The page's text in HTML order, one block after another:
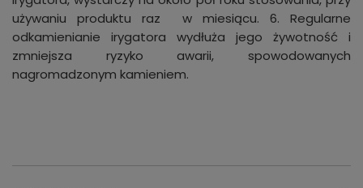
używaniu produktu raz w miesiącu. 6. Regularne
odkamienianie irygatora wydłuża jego żywotność i
zmniejsza ryzyko awarii, spowodowanych
nagromadzonym kamieniem.